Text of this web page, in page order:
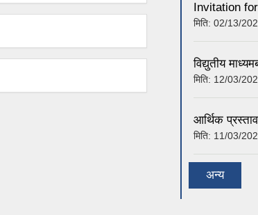
Invitation
मिति: 02/13/
विद्युतीय
मिति: 12/03/
आर्थिक
मिति: 11/03/
अन्य